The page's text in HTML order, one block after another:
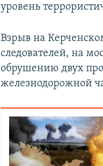
уровень
Взрыв на
следователей, на
обрушению двух
железнодорожной